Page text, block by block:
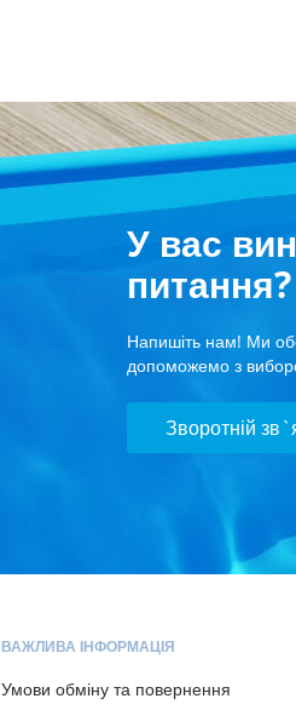
У вас
питання?
Напишіть нам! Ми
допоможемо з
Зворотній
ВАЖЛИВА ІНФОРМАЦІЯ
Умови обміну та повернення